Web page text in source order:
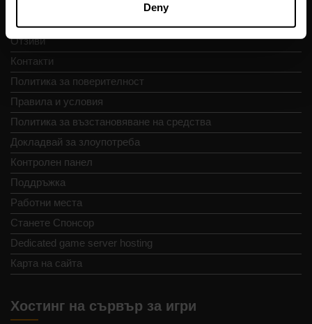
Deny
Отзиви
Контакти
Политика за поверителност
Правила и условия
Политика за възстановяване на средства
Докладвай за злоупотреба
Контролен панел
Поддръжка
Работни места
Станете Спонсор
Dedicated game server hosting
Карта на сайта
Хостинг на сървър за игри